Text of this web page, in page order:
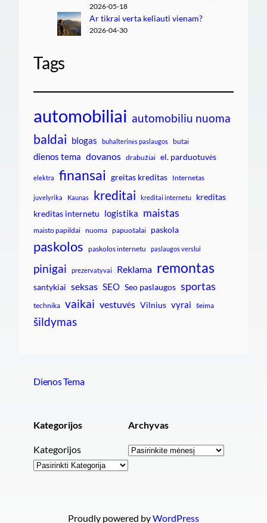
2026-05-18
Ar tikrai verta keliauti vienam?
2026-04-30
Tags
automobiliai automobiliu nuoma
baldai blogas buhalterinės paslaugos butai
dienos tema dovanos drabužiai el. parduotuvės
elektra finansai greitas kreditas Internetas
juvelyrika Kaunas kreditai kreditai internetu
kreditas
kreditas internetu logistika maistas
maisto papildai nuoma papuošalai paskola
paskolos paskolos internetu paslaugos verslui
pinigai prezervatyvai Reklama remontas
santykiai seksas SEO Seo paslaugos sportas
technika vaikai vestuvės Vilnius vyrai šeima
šildymas
Dienos Tema
Kategorijos
Kategorijos
Archyvas
Archyvai
Proudly powered byWordPress